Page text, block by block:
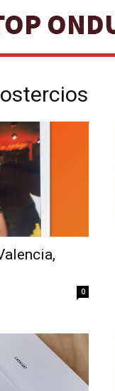
0